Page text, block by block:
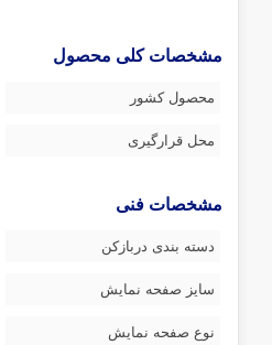
مشخصات کلی محصول
محصول کشور
محل قرارگیری
مشخصات فنی
دسته بندی دربازکن
سایز صفحه نمایش
نوع صفحه نمایش